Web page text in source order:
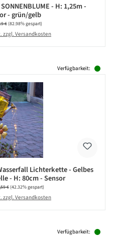
- H: 1,25m -
- grün/gelb
Preis:
€(82.98% gespart)
zzgl. Versandkosten
Verfügbarkeit:
Lichterkette - Gelbes
- H: 80cm - Sensor
Preis:
€(42.32% gespart)
zzgl. Versandkosten
Verfügbarkeit: